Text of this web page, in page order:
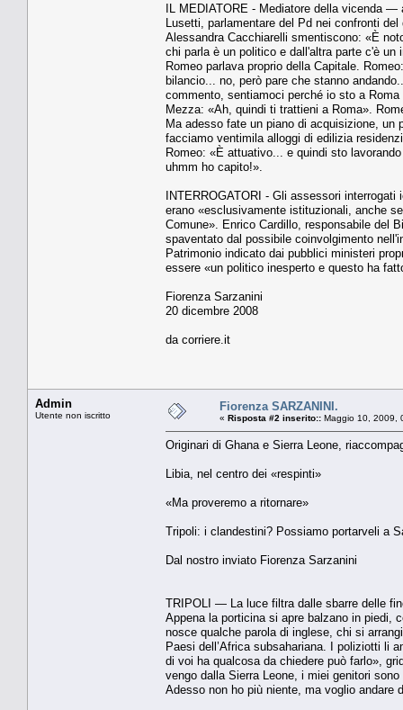
IL MEDIATORE - Mediatore della vicenda
Lusetti, parlamentare del Pd nei confronti
Alessandra Cacchiarelli smentiscono: «È
chi parla è un politico e dall'altra parte c'è
Romeo parlava proprio della Capitale.
bilancio... no, però pare che stanno
commento, sentiamoci perché io sto a
Mezza: «Ah, quindi ti trattieni a Roma».
Ma adesso fate un piano di acquisizione,
facciamo ventimila alloggi di edilizia
Romeo: «È attuativo... e quindi sto
uhmm ho capito!».
INTERROGATORI - Gli assessori
erano «esclusivamente istituzionali, anche
Comune». Enrico Cardillo, responsabile del
spaventato dal possibile coinvolgimento
Patrimonio indicato dai pubblici ministeri
essere «un politico inesperto e questo ha
Fiorenza Sarzanini
20 dicembre 2008
da corriere.it
Admin
Utente non iscritto
Fiorenza SARZANINI.
« Risposta #2 inserito:: Maggio 10, 2009,
Originari di Ghana e Sierra Leone,
Libia, nel centro dei «respinti»
«Ma proveremo a ritornare»
Tripoli: i clandestini? Possiamo portarveli a
Dal nostro inviato Fiorenza Sarzanini
TRIPOLI — La luce filtra dalle sbarre del­le
Appena la porticina si apre balzano in piedi,
nosce qualche parola di inglese, chi si
Paesi dell’Africa subsahariana. I poliziotti li
di voi ha qualcosa da chiedere può farlo»,
vengo dalla Sierra Leone, i miei genitori
Adesso non ho più niente, ma voglio anda­re